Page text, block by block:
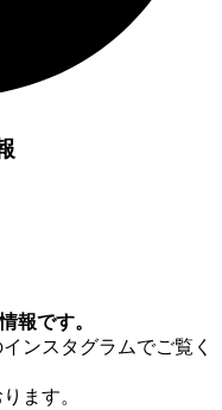
報です。
ンスタグラムでご覧く
ます。